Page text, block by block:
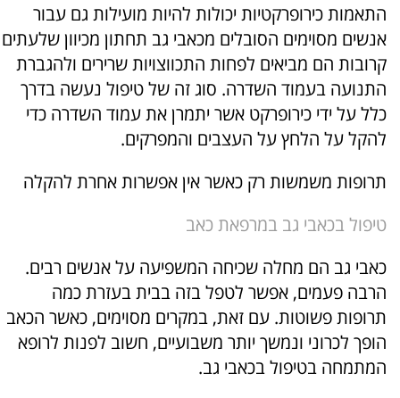
התאמות כירופרקטיות יכולות להיות מועילות גם עבור
אנשים מסוימים הסובלים מכאבי גב תחתון מכיוון שלעתים
קרובות הם מביאים לפחות התכווצויות שרירים ולהגברת
התנועה בעמוד השדרה. סוג זה של טיפול נעשה בדרך
כלל על ידי כירופרקט אשר יתמרן את עמוד השדרה כדי
להקל על הלחץ על העצבים והמפרקים.
תרופות משמשות רק כאשר אין אפשרות אחרת להקלה
טיפול בכאבי גב במרפאת כאב
כאבי גב הם מחלה שכיחה המשפיעה על אנשים רבים.
הרבה פעמים, אפשר לטפל בזה בבית בעזרת כמה
תרופות פשוטות. עם זאת, במקרים מסוימים, כאשר הכאב
הופך לכרוני ונמשך יותר משבועיים, חשוב לפנות לרופא
המתמחה בטיפול בכאבי גב.